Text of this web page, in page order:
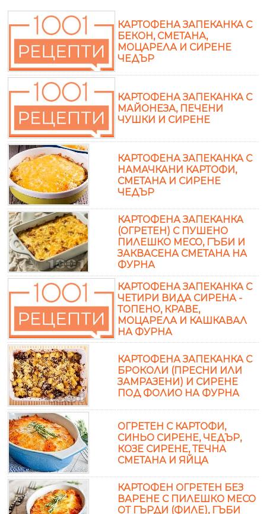
КАРТОФЕНА ЗАПЕКАНКА С
БЕКОН, СМЕТАНА,
МОЦАРЕЛА И СИРЕНЕ
ЧЕДЪР
КАРТОФЕНА ЗАПЕКАНКА С
МАЙОНЕЗА, ПЕЧЕНИ
ЧУШКИ И СИРЕНЕ
КАРТОФЕНА ЗАПЕКАНКА С
НАМАЧКАНИ КАРТОФИ,
СМЕТАНА И СИРЕНЕ
ЧЕДЪР
КАРТОФЕНА ЗАПЕКАНКА
(ОГРЕТЕН) С ПУШЕНО
ПИЛЕШКО МЕСО, ГЪБИ И
ЗАКВАСЕНА СМЕТАНА НА
ФУРНА
КАРТОФЕНА ЗАПЕКАНКА С
ЧЕТИРИ ВИДА СИРЕНА -
ТОПЕНО, КРАВЕ,
МОЦАРЕЛА И КАШКАВАЛ
НА ФУРНА
КАРТОФЕНА ЗАПЕКАНКА С
БРОКОЛИ (ПРЕСНИ ИЛИ
ЗАМРАЗЕНИ) И СИРЕНЕ
ПОД ФОЛИО НА ФУРНА
ОГРЕТЕН С КАРТОФИ,
СИНЬО СИРЕНЕ, ЧЕДЪР,
КОЗЕ СИРЕНЕ, ТЕЧНА
СМЕТАНА И ЯЙЦА
КАРТОФЕН ОГРЕТЕН БЕЗ
ВАРЕНЕ С ПИЛЕШКО МЕСО
ОТ ГЪРДИ (ФИЛЕ), ГЪБИ